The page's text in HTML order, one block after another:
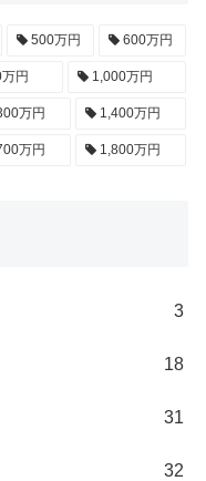
500万円 600万円
円 1,000万円
万円 1,400万円
万円 1,800万円
3
18
31
32